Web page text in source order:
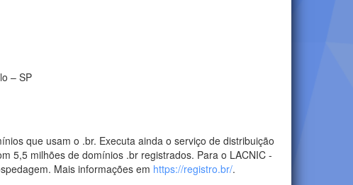
– SP
que usam o .br. Executa ainda o serviço de distribuição
5,5 milhões de domínios .br registrados. Para o LACNIC -
Mais informações em https://registro.br/.